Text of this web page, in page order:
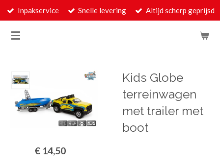
Ga
naar
Inpakservice Snelle levering Altijd scherp geprijsd
Kids Globe
terreinwagen
met trailer met
boot
€ 14,50